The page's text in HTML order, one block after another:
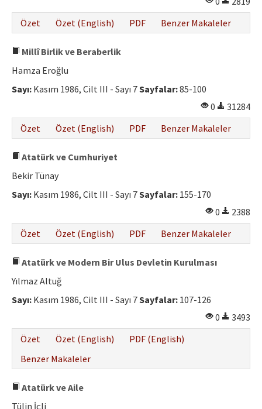
Özet
Özet (English) PDF Benzer Makaleler
Millî Birlik ve Beraberlik
Hamza Eroğlu
Sayı: Kasım 1986, Cilt III - Sayı 7Sayfalar:85-100
0
31284
Özet
Özet (English) PDF Benzer Makaleler
Atatürk ve Cumhuriyet
Bekir Tünay
Sayı: Kasım 1986, Cilt III - Sayı 7Sayfalar: 155-170
0
2388
Özet
Özet (English) PDF Benzer Makaleler
Atatürk ve Modern Bir Ulus Devletin Kurulması
Yılmaz Altuğ
Sayı: Kasım 1986, Cilt III - Sayı 7Sayfalar: 107-126
0
3493
Özet
Özet (English)
PDF (English)
Benzer Makaleler
Atatürk ve Aile
Tülin İçli